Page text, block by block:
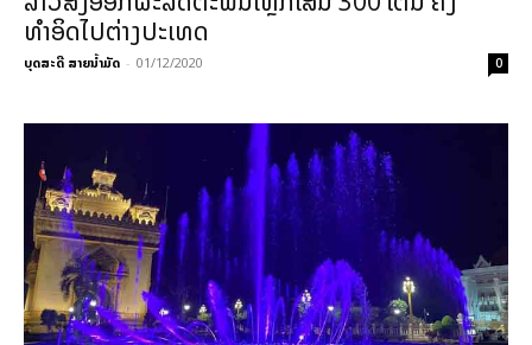
ທຳອິດໄປຕ່າງປະເທດ
ບຸດສະດີ ສາຍນ້ຳມັດ - 01/12/2020 0